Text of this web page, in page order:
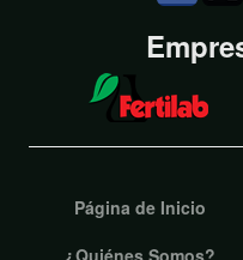
Página de Inicio
¿Quiénes Somos?